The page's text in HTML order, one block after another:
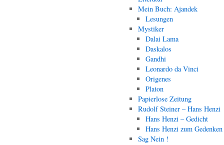
Mein Buch: Ajandek
Lesungen
Mystiker
Dalai Lama
Daskalos
Gandhi
Leonardo da Vinci
Origenes
Platon
Papierlose Zeitung
Rudolf Steiner – Hans Henzi
Hans Henzi – Gedicht
Hans Henzi zum Gedenken
Sag Nein !